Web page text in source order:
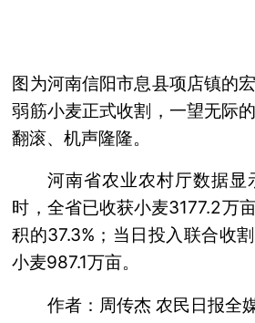
图为河南信阳市息县项店镇的
弱筋小麦正式收割，一望无际
翻滚、机声隆隆。
河南省农业农村厅数据显
时，全省已收获小麦3177.2万
积的37.3%；当日投入联合收
小麦987.1万亩。
作者：周传杰 农民日报全